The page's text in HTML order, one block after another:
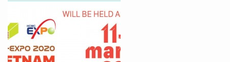
BOOTH KIM NGƯU
(TARUJO) – TRIỂN
LÃMVIỆT BUILD 12-2019